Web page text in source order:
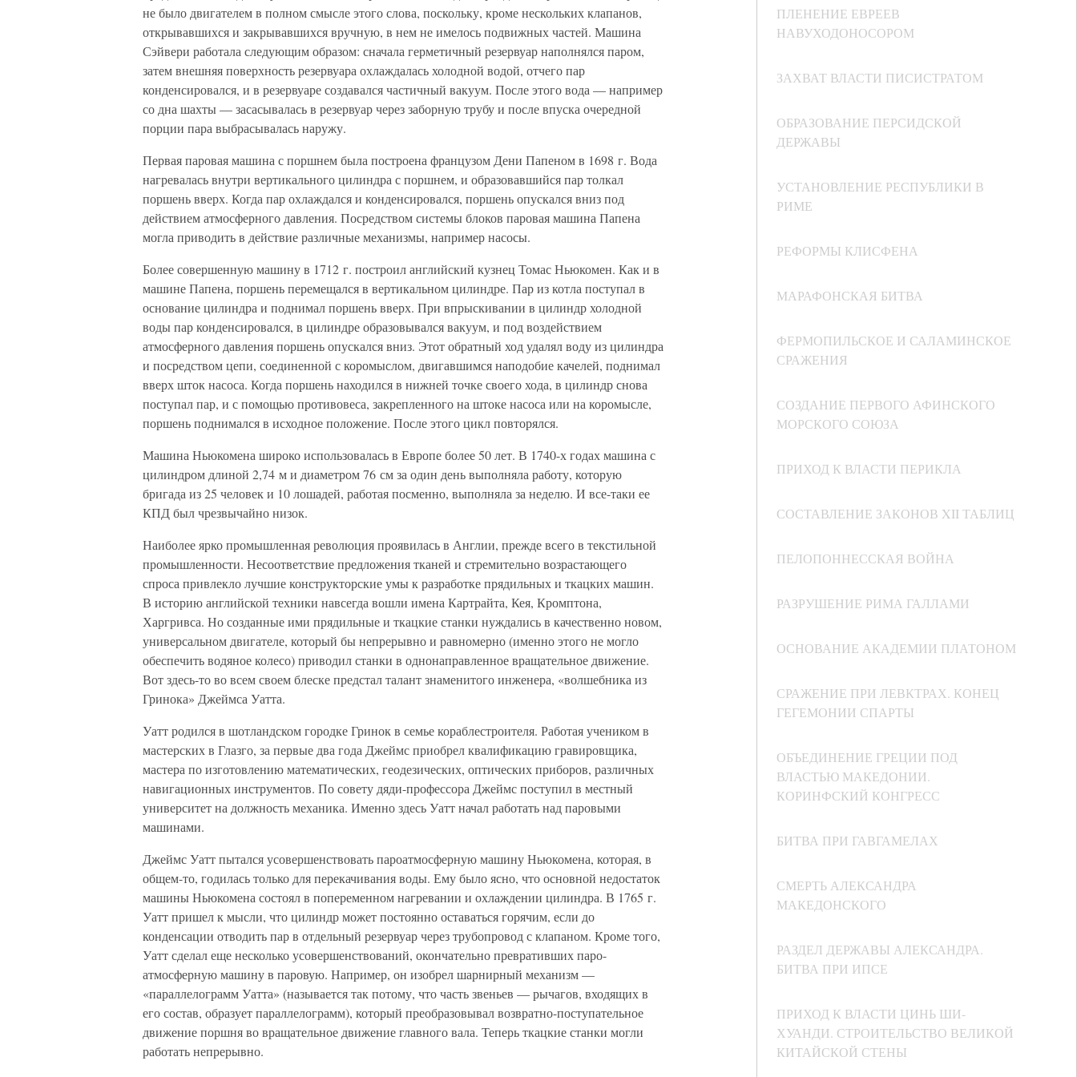
ПЛЕНЕНИЕ ЕВРЕЕВ
НАВУХОДОНОСОРОМ
ЗАХВАТ ВЛАСТИ ПИСИСТРАТОМ
ОБРАЗОВАНИЕ ПЕРСИДСКОЙ
ДЕРЖАВЫ
УСТАНОВЛЕНИЕ РЕСПУБЛИКИ В
РИМЕ
РЕФОРМЫ КЛИСФЕНА
МАРАФОНСКАЯ БИТВА
ФЕРМОПИЛЬСКОЕ И САЛАМИНСКОЕ
СРАЖЕНИЯ
СОЗДАНИЕ ПЕРВОГО АФИНСКОГО
МОРСКОГО СОЮЗА
ПРИХОД К ВЛАСТИ ПЕРИКЛА
СОСТАВЛЕНИЕ ЗАКОНОВ XII ТАБЛИЦ
ПЕЛОПОННЕССКАЯ ВОЙНА
РАЗРУШЕНИЕ РИМА ГАЛЛАМИ
ОСНОВАНИЕ АКАДЕМИИ ПЛАТОНОМ
СРАЖЕНИЕ ПРИ ЛЕВКТРАХ. КОНЕЦ
ГЕГЕМОНИИ СПАРТЫ
ОБЪЕДИНЕНИЕ ГРЕЦИИ ПОД
ВЛАСТЬЮ МАКЕДОНИИ.
КОРИНФСКИЙ КОНГРЕСС
БИТВА ПРИ ГАВГАМЕЛАХ
СМЕРТЬ АЛЕКСАНДРА
МАКЕДОНСКОГО
РАЗДЕЛ ДЕРЖАВЫ АЛЕКСАНДРА.
БИТВА ПРИ ИПСЕ
ПРИХОД К ВЛАСТИ ЦИНЬ ШИ-
ХУАНДИ. СТРОИТЕЛЬСТВО ВЕЛИКОЙ
КИТАЙСКОЙ СТЕНЫ
не было двигателем в полном смысле этого слова, поскольку, кроме нескольких клапанов,
открывавшихся и закрывавшихся вручную, в нем не имелось подвижных частей. Машина
Сэйвери работала следующим образом: сначала герметичный резервуар наполнялся паром,
затем внешняя поверхность резервуара охлаждалась холодной водой, отчего пар
конденсировался, и в резервуаре создавался частичный вакуум. После этого вода — например
со дна шахты — засасывалась в резервуар через заборную трубу и после впуска очередной
порции пара выбрасывалась наружу.
Первая паровая машина с поршнем была построена французом Дени Папеном в 1698 г. Вода
нагревалась внутри вертикального цилиндра с поршнем, и образовавшийся пар толкал
поршень вверх. Когда пар охлаждался и конденсировался, поршень опускался вниз под
действием атмосферного давления. Посредством системы блоков паровая машина Папена
могла приводить в действие различные механизмы, например насосы.
Более совершенную машину в 1712 г. построил английский кузнец Томас Ньюкомен. Как и в
машине Папена, поршень перемещался в вертикальном цилиндре. Пар из котла поступал в
основание цилиндра и поднимал поршень вверх. При впрыскивании в цилиндр холодной
воды пар конденсировался, в цилиндре образовывался вакуум, и под воздействием
атмосферного давления поршень опускался вниз. Этот обратный ход удалял воду из цилиндра
и посредством цепи, соединенной с коромыслом, двигавшимся наподобие качелей, поднимал
вверх шток насоса. Когда поршень находился в нижней точке своего хода, в цилиндр снова
поступал пар, и с помощью противовеса, закрепленного на штоке насоса или на коромысле,
поршень поднимался в исходное положение. После этого цикл повторялся.
Машина Ньюкомена широко использовалась в Европе более 50 лет. В 1740-х годах машина с
цилиндром длиной 2,74 м и диаметром 76 см за один день выполняла работу, которую
бригада из 25 человек и 10 лошадей, работая посменно, выполняла за неделю. И все-таки ее
КПД был чрезвычайно низок.
Наиболее ярко промышленная революция проявилась в Англии, прежде всего в текстильной
промышленности. Несоответствие предложения тканей и стремительно возрастающего
спроса привлекло лучшие конструкторские умы к разработке прядильных и ткацких машин.
В историю английской техники навсегда вошли имена Картрайта, Кея, Кромптона,
Харгривса. Но созданные ими прядильные и ткацкие станки нуждались в качественно новом,
универсальном двигателе, который бы непрерывно и равномерно (именно этого не могло
обеспечить водяное колесо) приводил станки в однонаправленное вращательное движение.
Вот здесь-то во всем своем блеске предстал талант знаменитого инженера, «волшебника из
Гринока» Джеймса Уатта.
Уатт родился в шотландском городке Гринок в семье кораблестроителя. Работая учеником в
мастерских в Глазго, за первые два года Джеймс приобрел квалификацию гравировщика,
мастера по изготовлению математических, геодезических, оптических приборов, различных
навигационных инструментов. По совету дяди-профессора Джеймс поступил в местный
университет на должность механика. Именно здесь Уатт начал работать над паровыми
машинами.
Джеймс Уатт пытался усовершенствовать пароатмосферную машину Ньюкомена, которая, в
общем-то, годилась только для перекачивания воды. Ему было ясно, что основной недостаток
машины Ньюкомена состоял в попеременном нагревании и охлаждении цилиндра. В 1765 г.
Уатт пришел к мысли, что цилиндр может постоянно оставаться горячим, если до
конденсации отводить пар в отдельный резервуар через трубопровод с клапаном. Кроме того,
Уатт сделал еще несколько усовершенствований, окончательно превративших паро-
атмосферную машину в паровую. Например, он изобрел шарнирный механизм —
«параллелограмм Уатта» (называется так потому, что часть звеньев — рычагов, входящих в
его состав, образует параллелограмм), который преобразовывал возвратно-поступательное
движение поршня во вращательное движение главного вала. Теперь ткацкие станки могли
работать непрерывно.